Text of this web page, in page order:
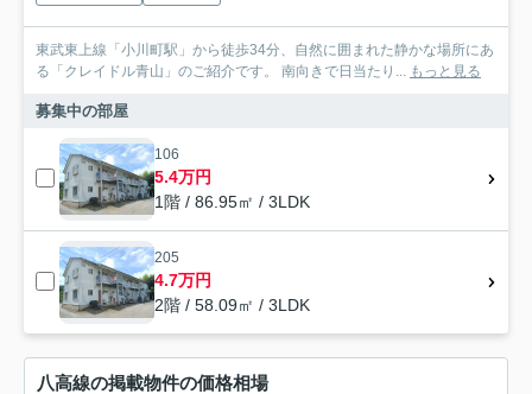
東武東上線「小川町駅」から徒歩34分、自然に囲まれた静かな場所にあ
る「クレイドル青山」のご紹介です。 南向きで日当たり...
もっと見る
募集中の部屋
106
5.4万円
1階 / 86.95㎡ / 3LDK
205
4.7万円
2階 / 58.09㎡ / 3LDK
八高線の掲載物件の価格相場